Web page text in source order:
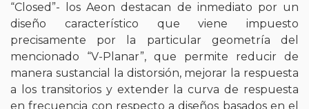
“Closed”- los Aeon destacan de inmediato por un
diseño característico que viene impuesto
precisamente por la particular geometría del
mencionado “V-Planar”, que permite reducir de
manera sustancial la distorsión, mejorar la respuesta
a los transitorios y extender la curva de respuesta
en frecuencia con respecto a diseños basados en el